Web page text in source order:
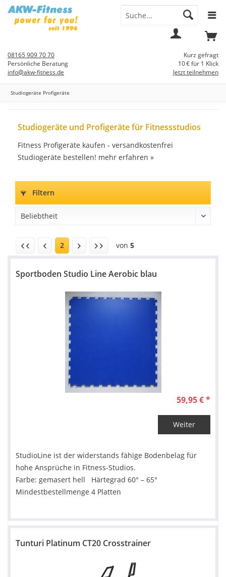
Kurz gefragt
10 € für 1 Klick
Jetzt teilnehmen
08165 909 70 70
Persönliche Beratung
info@akw-fitness.de
Studiogeräte Profigeräte
Studiogeräte und Profigeräte für Fitnessstudios
Fitness Profigeräte kaufen - versandkostenfrei
Studiogeräte bestellen! mehr erfahren »
Filtern
2 von 5
Sportboden Studio Line Aerobic blau
59,95 € *
Weiter
StudioLine ist der widerstands fähige Bodenbelag für
hohe Ansprüche in Fitness-Studios.
Farbe: gemasert hell Härtegrad 60° – 65°
Mindestbestellmenge 4 Platten
Tunturi Platinum CT20 Crosstrainer